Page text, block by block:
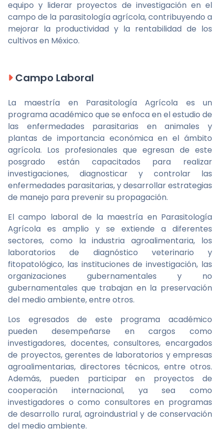
equipo y liderar proyectos de investigación en el
campo de la parasitología agrícola, contribuyendo a
mejorar la productividad y la rentabilidad de los
cultivos en México.
Campo Laboral
La maestría en Parasitología Agrícola es un
programa académico que se enfoca en el estudio de
las enfermedades parasitarias en animales y
plantas de importancia económica en el ámbito
agrícola. Los profesionales que egresan de este
posgrado están capacitados para realizar
investigaciones, diagnosticar y controlar las
enfermedades parasitarias, y desarrollar estrategias
de manejo para prevenir su propagación.
El campo laboral de la maestría en Parasitología
Agrícola es amplio y se extiende a diferentes
sectores, como la industria agroalimentaria, los
laboratorios de diagnóstico veterinario y
fitopatológico, las instituciones de investigación, las
organizaciones gubernamentales y no
gubernamentales que trabajan en la preservación
del medio ambiente, entre otros.
Los egresados de este programa académico
pueden desempeñarse en cargos como
investigadores, docentes, consultores, encargados
de proyectos, gerentes de laboratorios y empresas
agroalimentarias, directores técnicos, entre otros.
Además, pueden participar en proyectos de
cooperación internacional, ya sea como
investigadores o como consultores en programas
de desarrollo rural, agroindustrial y de conservación
del medio ambiente.